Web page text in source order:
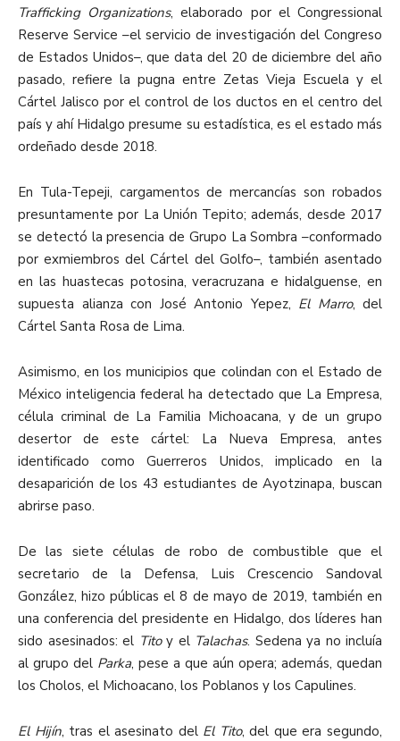
Trafficking Organizations, elaborado por el Congressional
Reserve Service –el servicio de investigación del Congreso
de Estados Unidos–, que data del 20 de diciembre del año
pasado, refiere la pugna entre Zetas Vieja Escuela y el
Cártel Jalisco por el control de los ductos en el centro del
país y ahí Hidalgo presume su estadística, es el estado más
ordeñado desde 2018.
En Tula-Tepeji, cargamentos de mercancías son robados
presuntamente por La Unión Tepito; además, desde 2017
se detectó la presencia de Grupo La Sombra –conformado
por exmiembros del Cártel del Golfo–, también asentado
en las huastecas potosina, veracruzana e hidalguense, en
supuesta alianza con José Antonio Yepez, El Marro, del
Cártel Santa Rosa de Lima.
Asimismo, en los municipios que colindan con el Estado de
México inteligencia federal ha detectado que La Empresa,
célula criminal de La Familia Michoacana, y de un grupo
desertor de este cártel: La Nueva Empresa, antes
identificado como Guerreros Unidos, implicado en la
desaparición de los 43 estudiantes de Ayotzinapa, buscan
abrirse paso.
De las siete células de robo de combustible que el
secretario de la Defensa, Luis Crescencio Sandoval
González, hizo públicas el 8 de mayo de 2019, también en
una conferencia del presidente en Hidalgo, dos líderes han
sido asesinados: el Tito y el Talachas. Sedena ya no incluía
al grupo del Parka, pese a que aún opera; además, quedan
los Cholos, el Michoacano, los Poblanos y los Capulines.
El Hijín, tras el asesinato del El Tito, del que era segundo,